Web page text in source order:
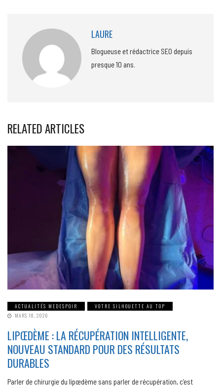
LAURE
Blogueuse et rédactrice SEO depuis
presque 10 ans.
RELATED ARTICLES
ACTUALITÉS MEDESPOIR
VOTRE SILHOUETTE AU TOP
MARS 18, 2026
LIPŒDÈME : LA RÉCUPÉRATION INTELLIGENTE,
NOUVEAU STANDARD POUR DES RÉSULTATS
DURABLES
Parler de chirurgie du lipœdème sans parler de récupération, c’est